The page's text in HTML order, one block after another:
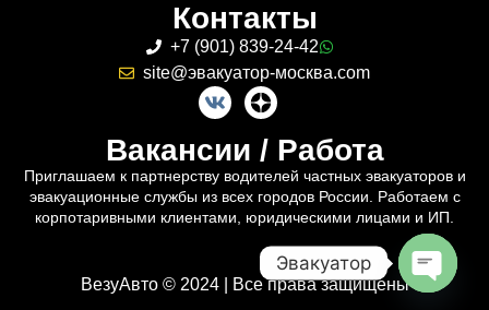
Контакты
+7 (901) 839-24-42
site@эвакуатор-москва.com
Вакансии / Работа
Приглашаем к партнерству водителей частных эвакуаторов и
эвакуационные службы из всех городов России. Работаем с
корпотаривными клиентами, юридическими лицами и ИП.
ВезуАвто © 2024 | Все права защищены
Эвакуатор